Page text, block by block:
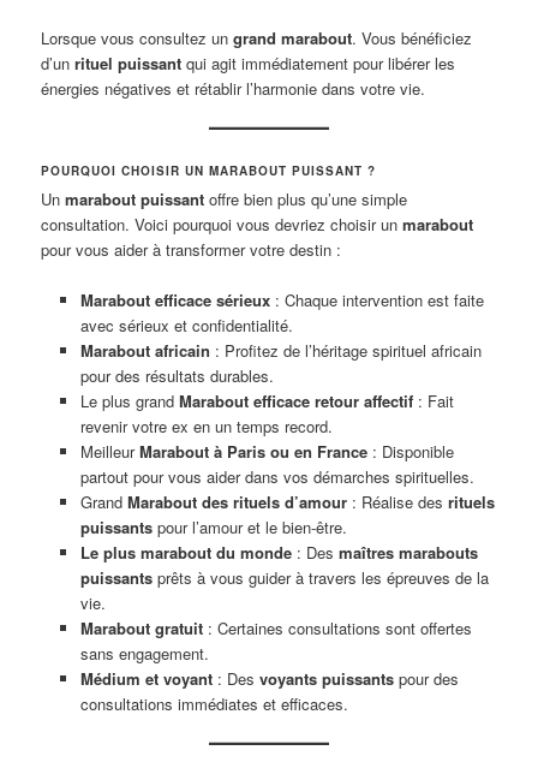
Lorsque vous consultez ungrand marabout. Vous bénéficiez
d’unrituel puissant qui agit immédiatement pour libérer les
énergies négatives et rétablir l’harmonie dans votre vie.
POURQUOI CHOISIR UN MARABOUT PUISSANT ?
Unmarabout puissant offre bien plus qu’une simple
consultation. Voici pourquoi vous devriez choisir un marabout
pour vous aider à transformer votre destin :
Marabout efficace sérieux: Chaque intervention est faite
avec sérieux et confidentialité.
Marabout africain : Profitez de l’héritage spirituel africain
pour des résultats durables.
Le plus grand Marabout efficace retour affectif: Fait
revenir votre ex en un temps record.
MeilleurMarabout à Paris ou en France: Disponible
partout pour vous aider dans vos démarches spirituelles.
Grand Marabout des rituels d’amour: Réalise des rituels
puissantspour l’amour et le bien-être.
Le plus marabout du monde: Des maîtres marabouts
puissantsprêts à vous guider à travers les épreuves de la
vie.
Marabout gratuit: Certaines consultations sont offertes
sans engagement.
Médium et voyant: Des voyants puissantspour des
consultations immédiates et efficaces.